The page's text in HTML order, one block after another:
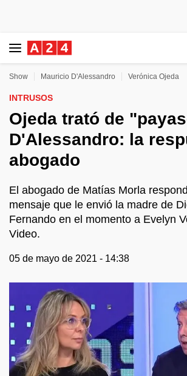
Show Mauricio D'Alessandro Verónica Ojeda
INTRUSOS
Ojeda trató de
D'Alessandro: la
abogado
El abogado de Matías Morla
mensaje que le envió la madre de
Fernando en el momento a Evelyn
Video.
05 de mayo de 2021 - 14:38